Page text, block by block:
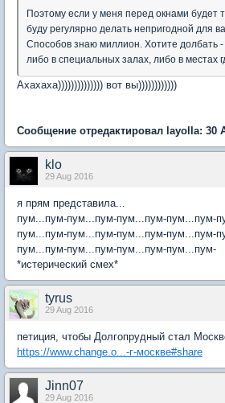
Поэтому если у меня перед окнами будет
буду регулярно делать непригодной для
Способов знаю миллион. Хотите долбать -
либо в специальных залах, либо в местах
Ахахаха)))))))))))))) вот вы))))))))))))
Сообщение отредактировал layolla: 30
klo
29 Aug 2016
я прям представила...
пум...пум-пум...пум-пум...пум-пум...пум-
пум...пум-пум...пум-пум...пум-пум...пум-
пум...пум-пум...пум-пум...пум-пум...пум-
*истерический смех*
tyrus
29 Aug 2016
петиция, чтобы Долгопрудный стал
https://www.change.o...-г-москве#share
Jinn07
29 Aug 2016